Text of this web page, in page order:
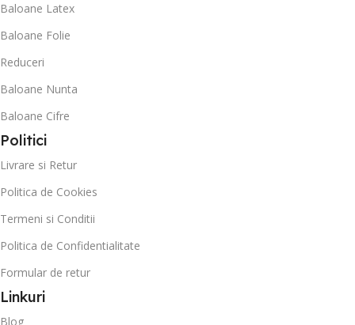
Baloane Latex
Baloane Folie
Reduceri
Baloane Nunta
Baloane Cifre
Politici
Livrare si Retur
Politica de Cookies
Termeni si Conditii
Politica de Confidentialitate
Formular de retur
Linkuri
Blog